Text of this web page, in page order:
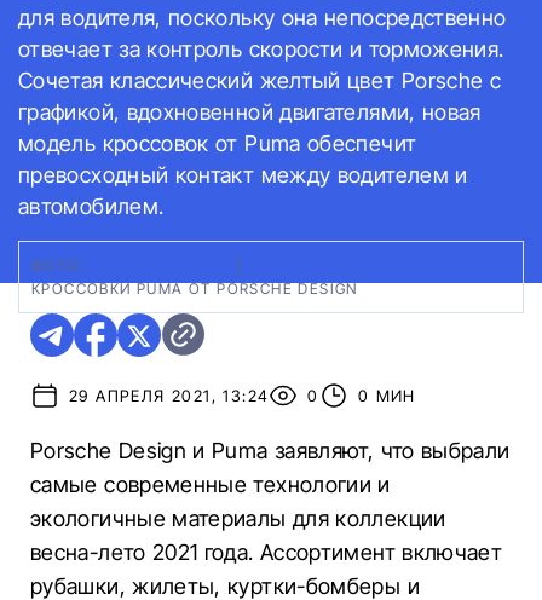
для водителя, поскольку она непосредственно
отвечает за контроль скорости и торможения.
Сочетая классический желтый цвет Porsche с
графикой, вдохновенной двигателями, новая
модель кроссовок от Puma обеспечит
превосходный контакт между водителем и
автомобилем.
ФОТО:
КРОССОВКИ PUMA ОТ PORSCHE DESIGN
29 АПРЕЛЯ 2021, 13:24 0 0 МИН
Porsche Design и Puma заявляют, что выбрали
самые современные технологии и
экологичные материалы для коллекции
весна-лето 2021 года. Ассортимент включает
рубашки, жилеты, куртки-бомберы и